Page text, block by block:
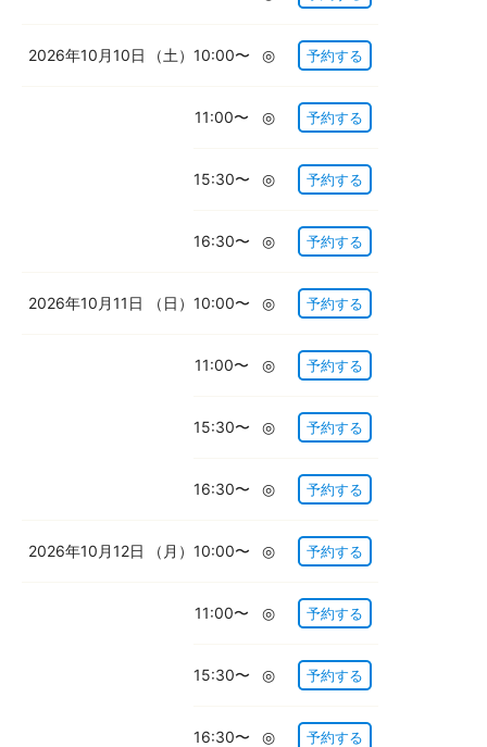
2026年10月10日 （土） 10:00〜 ◎ 予約する
11:00〜 ◎ 予約する
15:30〜 ◎ 予約する
16:30〜 ◎ 予約する
2026年10月11日 （日） 10:00〜 ◎ 予約する
11:00〜 ◎ 予約する
15:30〜 ◎ 予約する
16:30〜 ◎ 予約する
2026年10月12日 （月） 10:00〜 ◎ 予約する
11:00〜 ◎ 予約する
15:30〜 ◎ 予約する
16:30〜 ◎ 予約する